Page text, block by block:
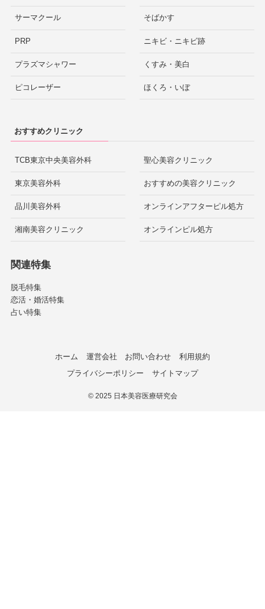
サーマクール
PRP
プラズマシャワー
ピコレーザー
そばかす
ニキビ・ニキビ跡
くすみ・美白
ほくろ・いぼ
おすすめクリニック
TCB東京中央美容外科
東京美容外科
品川美容外科
湘南美容クリニック
聖心美容クリニック
おすすめの美容クリニック
オンラインアフターピル処方
オンラインピル処方
関連特集
脱毛特集
恋活・婚活特集
占い特集
ホーム 運営会社 お問い合わせ
利用規約
プライバシーポリシー
サイトマップ
©2025 日本美容医療研究会